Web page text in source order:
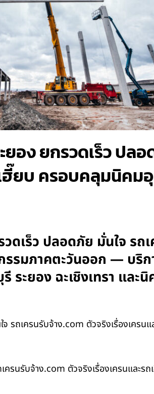
อง ยกรวดเร็ว ปลอ
ฮี๊ยบ ครอบคลุมนิคม
ดเร็ว ปลอดภัย มั่นใจ รถ
รมภาคตะวันออก — บริก
ะยอง ฉะเชิงเทรา และ
รถเครนรับจ้าง.com ตัวจริงเรื่องเครน
รนรับจ้าง.com ตัวจริงเรื่องเครนและ